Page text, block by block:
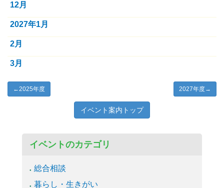
12月
2027年1月
2月
3月
←2025年度 2027年度→
イベント案内トップ
イベントのカテゴリ
総合相談
暮らし・生きがい